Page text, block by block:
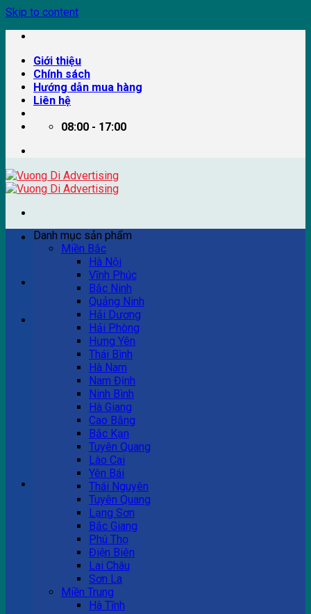
Skip to content
Giới thiệu
Chính sách
Hướng dẫn mua hàng
Liên hệ
08:00 - 17:00
Ví dụ: Billboard quảng cáo, pano quảng cáo, quảng cáo
trên xe bus...
Tư vấn bán hàng
0983 863 488
Hotline hỗ trợ
0983 863 488
Giỏ hàng
Chưa có sản phẩm trong giỏ hàng.
Danh mục sản phẩm
Miền Bắc
Hà Nội
Vĩnh Phúc
Bắc Ninh
Quảng Ninh
Hải Dương
Hải Phòng
Hưng Yên
Thái Bình
Hà Nam
Nam Định
Ninh Bình
Hà Giang
Cao Bằng
Bắc Kạn
Tuyên Quang
Lào Cai
Yên Bái
Thái Nguyên
Tuyên Quang
Lạng Sơn
Bắc Giang
Phú Thọ
Điện Biên
Lai Châu
Sơn La
Miền Trung
Hà Tĩnh